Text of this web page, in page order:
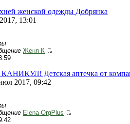
женской одежды Добрянка
13:01
Женя К
Детская аптечка от
2017, 09:42
Elena-OrgPlus